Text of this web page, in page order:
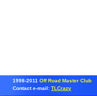
1998-2011 Off Road Master Club
Contact e-mail: TLCrazy